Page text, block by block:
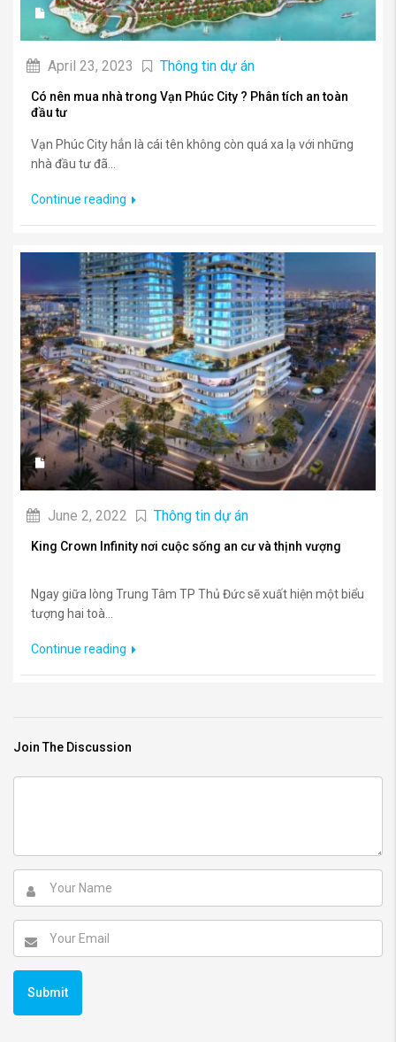
April 23, 2023 Thông tin dự án
Có nên mua nhà trong Vạn Phúc City ? Phân tích an toàn
đầu tư
Vạn Phúc City hẳn là cái tên không còn quá xa lạ với những
nhà đầu tư đã...
Continue reading
June 2, 2022 Thông tin dự án
King Crown Infinity nơi cuộc sống an cư và thịnh vượng
Ngay giữa lòng Trung Tâm TP Thủ Đức sẽ xuất hiện một biểu
tượng hai toà...
Continue reading
Join The Discussion